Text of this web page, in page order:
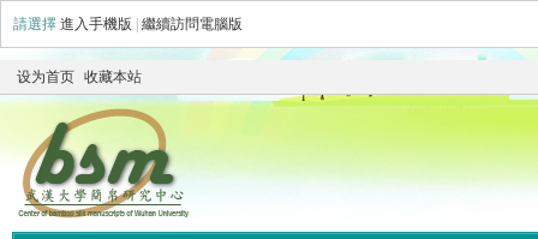
請選擇 進入手機版 繼續訪問電腦版
设为首页 收藏本站